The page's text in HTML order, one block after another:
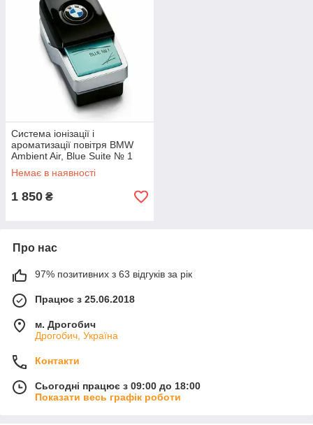
Система іонізації і
ароматизації повітря BMW
Ambient Air, Blue Suite № 1
(64119382585)
Немає в наявності
1 850 ₴
Про нас
97% позитивних з 63 відгуків за рік
Працює з 25.06.2018
м. Дрогобич
Дрогобич, Україна
Контакти
Сьогодні працює з 09:00 до 18:00
Показати весь графік роботи